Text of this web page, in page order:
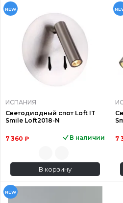
NEW
ИСПАНИЯ
Светодиодный спот Loft IT
Smile Loft2018-N
7 360 ₽ В наличии
В корзину
7
NEW